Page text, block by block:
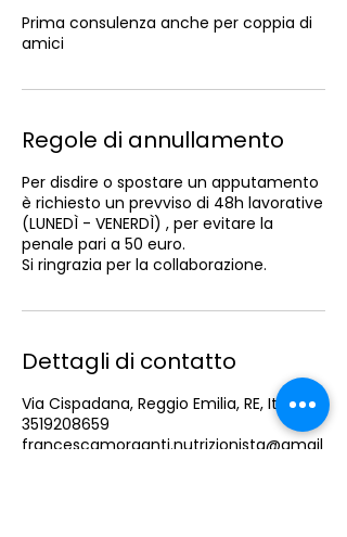
Prima consulenza anche per coppia di
amici
Regole di annullamento
Per disdire o spostare un apputamento
è richiesto un prevviso di 48h lavorative
(LUNEDÌ - VENERDÌ) , per evitare la
penale pari a 50 euro.
Si ringrazia per la collaborazione.
Dettagli di contatto
Via Cispadana, Reggio Emilia, RE, Italia
3519208659
francescamorganti.nutrizionista@gmail